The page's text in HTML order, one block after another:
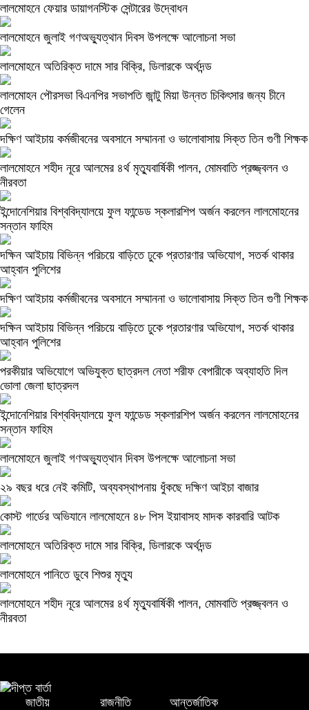
লালমোহনে ফেয়ার ডায়াগনস্টিক সেন্টারের উদ্বোধন
লালমোহনে জুলাই গণঅভ্যুত্থান দিবস উপলক্ষে আলোচনা সভা
লালমোহনে অতিরিক্ত দামে সার বিক্রি, ডিলারকে অর্থদন্ড
লালমোহন পৌরসভা বিএনপির সভাপতি জান্টু মিয়া উন্নত চিকিৎসার জন্য চীনে
গেলেন
দক্ষিণ আইচায় কর্মজীবনের অবসানে সম্মাননা ও ভালোবাসায় সিক্ত তিন গুণী শিক্ষক
লালমোহনে শহীদ নূরে আলমের ৪র্থ মৃত্যুবার্ষিকী পালন, মোমবাতি প্রজ্জ্বলন ও
নীরবতা
ইন্দোনেশিয়ার বিশ্ববিদ্যালয়ে ফুল ফান্ডেড স্কলারশিপ অর্জন করলেন লালমোহনের
সন্তান ফাহিম
দক্ষিন আইচায় ‎বিভিন্ন পরিচয়ে বাড়িতে ঢুকে প্রতারণার অভিযোগ, সতর্ক থাকার
আহ্বান পুলিশের
দক্ষিণ আইচায় কর্মজীবনের অবসানে সম্মাননা ও ভালোবাসায় সিক্ত তিন গুণী শিক্ষক
দক্ষিন আইচায় ‎বিভিন্ন পরিচয়ে বাড়িতে ঢুকে প্রতারণার অভিযোগ, সতর্ক থাকার
আহ্বান পুলিশের
পরকীয়ার অভিযোগে অভিযুক্ত ছাত্রদল নেতা শরীফ বেপারীকে অব্যাহতি দিল
ভোলা জেলা ছাত্রদল
ইন্দোনেশিয়ার বিশ্ববিদ্যালয়ে ফুল ফান্ডেড স্কলারশিপ অর্জন করলেন লালমোহনের
সন্তান ফাহিম
লালমোহনে জুলাই গণঅভ্যুত্থান দিবস উপলক্ষে আলোচনা সভা
২৯ বছর ধরে নেই কমিটি, অব্যবস্থাপনায় ধুঁকছে দক্ষিণ আইচা বাজার
কোস্ট গার্ডের অভিযানে লালমোহনে ৪৮ পিস ইয়াবাসহ মাদক কারবারি আটক
লালমোহনে অতিরিক্ত দামে সার বিক্রি, ডিলারকে অর্থদন্ড
লালমোহনে পানিতে ডুবে শিশুর মৃত্যু
লালমোহনে শহীদ নূরে আলমের ৪র্থ মৃত্যুবার্ষিকী পালন, মোমবাতি প্রজ্জ্বলন ও
নীরবতা
জাতীয় রাজনীতি
আন্তর্জাতিক